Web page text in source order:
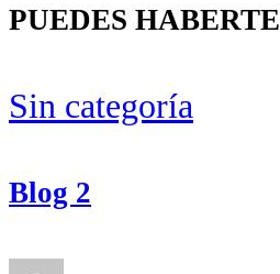
PUEDES
Sin categoría
Blog 2